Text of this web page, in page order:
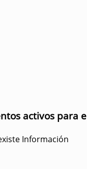
activos para
Información